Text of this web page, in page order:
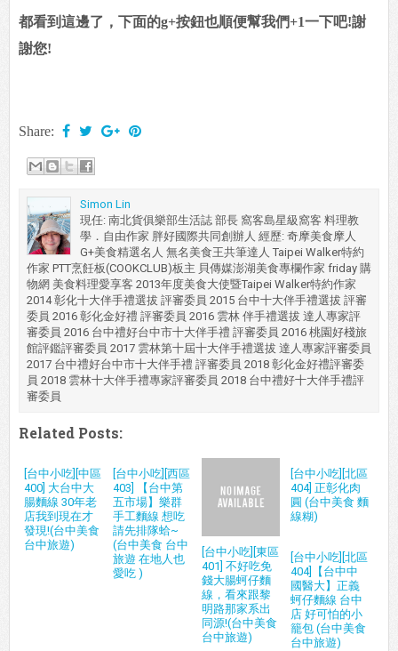
都看到這邊了，下面的g+按鈕也順便幫我們+1一下吧!謝
謝您!
Share:
Simon Lin
現任: 南北貨俱樂部生活誌 部長 窩客島星級窩客 料理教
學．自由作家 胖好國際共同創辦人 經歷: 奇摩美食摩人
G+美食精選名人 無名美食王共筆達人 Taipei Walker特約
作家 PTT烹飪板(COOKCLUB)板主 貝傳媒澎湖美食專欄作家 friday 購
物網 美食料理愛享客 2013年度美食大使暨Taipei Walker特約作家
2014 彰化十大伴手禮選拔 評審委員 2015 台中十大伴手禮選拔 評審
委員 2016 彰化金好禮 評審委員 2016 雲林 伴手禮選拔 達人專家評
審委員 2016 台中禮好台中市十大伴手禮 評審委員 2016 桃園好棧旅
館評鑑評審委員 2017 雲林第十屆十大伴手禮選拔 達人專家評審委員
2017 台中禮好台中市十大伴手禮 評審委員 2018 彰化金好禮評審委
員 2018 雲林十大伴手禮專家評審委員 2018 台中禮好十大伴手禮評
審委員
Related Posts:
[台中小吃][中區
400] 大台中大
腸麵線 30年老
店我到現在才
發現!(台中美食
台中旅遊)
[台中小吃][西區
403] 【台中第
五市場】樂群
手工麵線 想吃
請先排隊蛤~
(台中美食 台中
旅遊 在地人也
愛吃 )
[台中小吃][東區
401] 不好吃免
錢大腸蚵仔麵
線，看來跟黎
明路那家系出
同源!(台中美食
台中旅遊)
[台中小吃][北區
404] 正彰化肉
圓 (台中美食 麵
線糊)
[台中小吃][北區
404]【台中中
國醫大】正義
蚵仔麵線 台中
店 好可怕的小
籠包 (台中美食
台中旅遊)